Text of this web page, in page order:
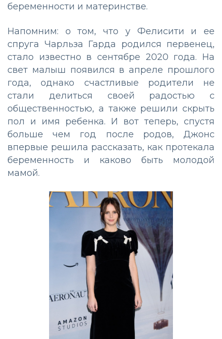
беременности и материнстве.
Напомним: о том, что у Фелисити и ее
спруга Чарльза Гарда родился первенец,
стало известно в сентябре 2020 года. На
свет малыш появился в апреле прошлого
года, однако счастливые родители не
стали делиться своей радостью с
общественностью, а также решили скрыть
пол и имя ребенка. И вот теперь, спустя
больше чем год после родов, Джонс
впервые решила рассказать, как протекала
беременность и каково быть молодой
мамой.